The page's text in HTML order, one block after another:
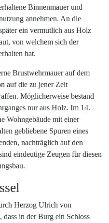
Binnenmauer und
annehmen. An die
ein vermutlich aus Holz
von welchem sich der
hat.
Brustwehrmauer auf dem
auf die zu jener Zeit
Möglicherweise bestand
nur aus Holz. Im 14.
Wohngebäude mit einer
gebliebene Spuren eines
nachträglich auf den
eindeutige Zeugen für diesen
Herzog Ulrich von
dass in der Burg ein Schloss